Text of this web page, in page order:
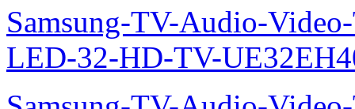
Samsung-TV-Audio-
LED-32-HD-TV-